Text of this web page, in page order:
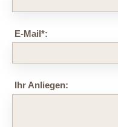
E-Mail*:
Ihr Anliegen: